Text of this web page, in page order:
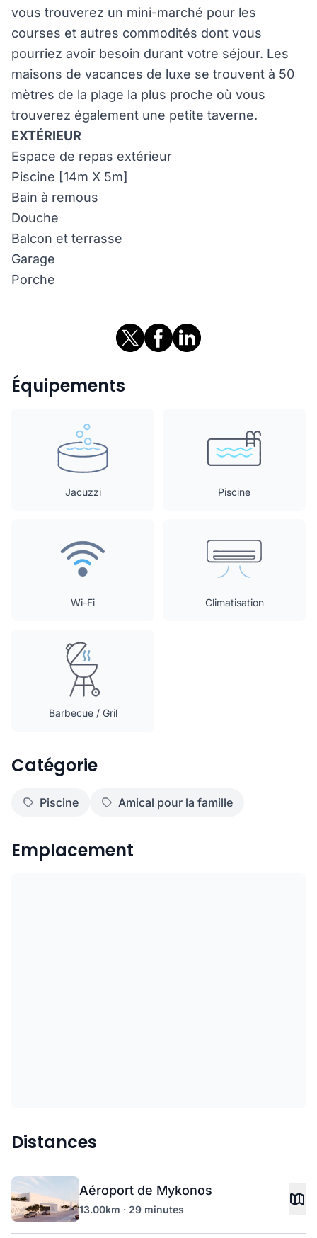
vous trouverez un mini-marché pour les
courses et autres commodités dont vous
pourriez avoir besoin durant votre séjour. Les
maisons de vacances de luxe se trouvent à 50
mètres de la plage la plus proche où vous
trouverez également une petite taverne.
EXTÉRIEUR
Espace de repas extérieur
Piscine [14m X 5m]
Bain à remous
Douche
Balcon et terrasse
Garage
Porche
Équipements
Jacuzzi Piscine
Wi-Fi Climatisation
Barbecue / Gril
Catégorie
Piscine Amical pour la famille
Emplacement
Distances
Aéroport de Mykonos
13.00km · 29 minutes